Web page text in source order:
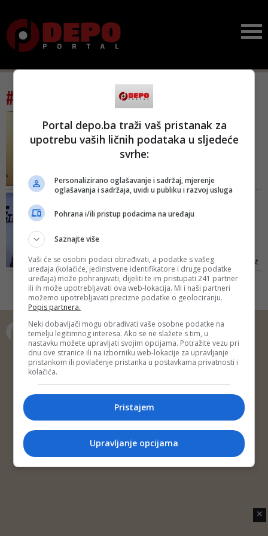
#tag: osmica
U Tužilaštvu BiH
saslušana urednica
neviđena zloupotreba državnih
institucija i institucionalni pritisak
Lider Saveza za bolju budućnost
(SBB) Fahrudin Radončić
gostovao je večeras u emisiji
Telering. On je otvoreno govorio o
migrantskoj krizi, odnosima sa
SDA, posebno sa "hercegovačkim
klanom"
Copyright © 2014 Depo Portal
Impressum
Kontakt Marketing
Privatnost korisnika
✕
Portal depo.ba traži vaš pristanak za
upotrebu vaših ličnih podataka u sljedeće
svrhe:
Personalizirano oglašavanje i sadržaj, mjerenje
oglašavanja i sadržaja, uvidi u publiku i razvoj usluga
Pohrana i/ili pristup podacima na uređaju
Saznajte više
Vaši će se osobni podaci obrađivati, a podatke s vašeg
uređaja (kolačiće, jedinstvene identifikatore i druge podatke
uređaja) može pohranjivati, dijeliti te im pristupati 241 partner
ili ih može upotrebljavati ova web-lokacija. Mi i naši partneri
možemo upotrebljavati precizne podatke o geolociranju.
Popis partnera.
Neki dobavljači mogu obrađivati vaše osobne podatke na
temelju legitimnog interesa. Ako se ne slažete s tim, u
nastavku možete upravljati svojim opcijama. Potražite vezu pri
dnu ove stranice ili na izborniku web-lokacije za upravljanje
pristankom ili povlačenje pristanka u postavkama privatnosti i
kolačića.
Pristajem
Upravljanje opcijama